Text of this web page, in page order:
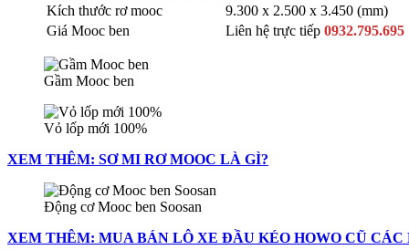
Kích thước rơ mooc
9.300 x 2.500 x 3.450 (mm)
Giá Mooc ben
Liên hệ trực tiếp 0932.795.695
Gầm Mooc ben
Vỏ lốp mới 100%
XEM THÊM: SƠ MI RƠ MOOC LÀ GÌ?
Động cơ Mooc ben Soosan
XEM THÊM: MUA BÁN LÔ XE ĐẦU KÉO HOWO CŨ CÁC